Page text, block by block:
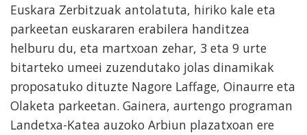
Euskara Zerbitzuak antolatuta, hiriko kale eta
parkeetan euskararen erabilera handitzea
helburu du, eta martxoan zehar, 3 eta 9 urte
bitarteko umeei zuzendutako jolas dinamikak
proposatuko dituzte Nagore Laffage, Oinaurre eta
Olaketa parkeetan. Gainera, aurtengo programan
Landetxa-Katea auzoko Arbiun plazatxoan ere